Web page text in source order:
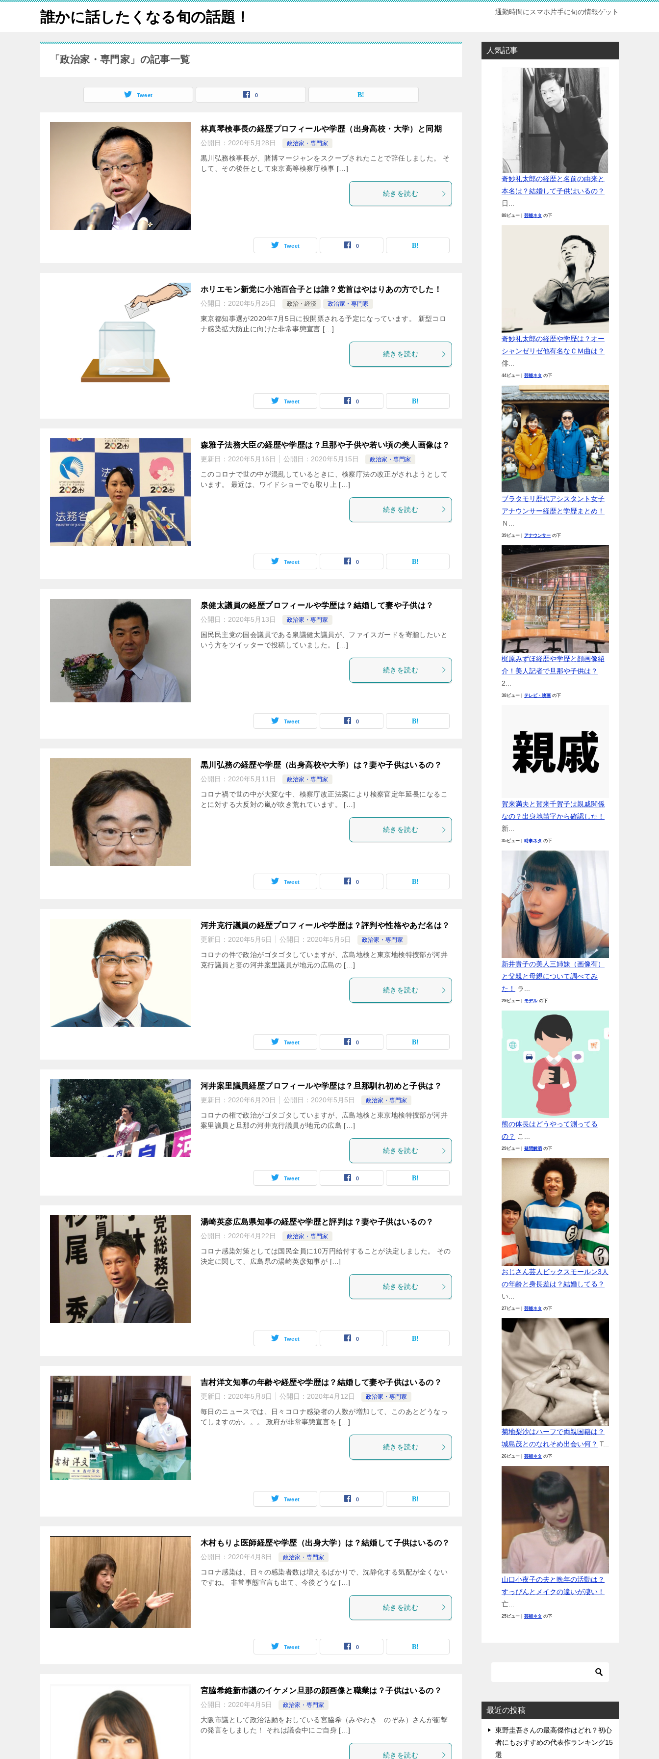
誰かに話したくなる旬の話題！ 通勤時間にスマホ片手に旬の情報ゲット
「政治家・専門家」の記事一覧
Tweet 0
林真琴検事長の経歴プロフィールや学歴（出身高校・大学）と同期
公開日： 2020年5月28日 政治家・専門家
黒川弘務検事長が、賭博マージャンをスクープされたことで辞任しました。 そ
して、その後任として東京高等検察庁検事 […]
続きを読む
Tweet 0
ホリエモン新党に小池百合子とは誰？党首はやはりあの方でした！
公開日： 2020年5月25日 政治・経済 政治家・専門家
東京都知事選が2020年7月5日に投開票される予定になっています。 新型コロ
ナ感染拡大防止に向けた非常事態宣言 […]
続きを読む
Tweet 0
森雅子法務大臣の経歴や学歴は？旦那や子供や若い頃の美人画像は？
更新日： 2020年5月16日 公開日： 2020年5月15日 政治家・専門家
このコロナで世の中が混乱しているときに、検察庁法の改正がされようとして
います。 最近は、ワイドショーでも取り上 […]
続きを読む
Tweet 0
泉健太議員の経歴プロフィールや学歴は？結婚して妻や子供は？
公開日： 2020年5月13日 政治家・専門家
国民民主党の国会議員である泉議健太議員が、ファイスガードを寄贈したいと
いう方をツイッターで投稿していました。 […]
続きを読む
Tweet 0
黒川弘務の経歴や学歴（出身高校や大学）は？妻や子供はいるの？
公開日： 2020年5月11日 政治家・専門家
コロナ禍で世の中が大変な中、検察庁改正法案により検察官定年延長になるこ
とに対する大反対の嵐が吹き荒れています。 […]
続きを読む
Tweet 0
河井克行議員の経歴プロフィールや学歴は？評判や性格やあだ名は？
更新日： 2020年5月6日 公開日： 2020年5月5日 政治家・専門家
コロナの件で政治がゴタゴタしていますが、広島地検と東京地検特捜部が河井
克行議員と妻の河井案里議員が地元の広島の […]
続きを読む
Tweet 0
河井案里議員経歴プロフィールや学歴は？旦那馴れ初めと子供は？
更新日： 2020年6月20日 公開日： 2020年5月5日 政治家・専門家
コロナの権で政治がゴタゴタしていますが、広島地検と東京地検特捜部が河井
案里議員と旦那の河井克行議員が地元の広島 […]
続きを読む
Tweet 0
湯崎英彦広島県知事の経歴や学歴と評判は？妻や子供はいるの？
公開日： 2020年4月22日 政治家・専門家
コロナ感染対策としては国民全員に10万円給付することが決定しました。 その
決定に関して、広島県の湯崎英彦知事が […]
続きを読む
Tweet 0
吉村洋文知事の年齢や経歴や学歴は？結婚して妻や子供はいるの？
更新日： 2020年5月8日 公開日： 2020年4月12日 政治家・専門家
毎日のニュースでは、日々コロナ感染者の人数が増加して、このあとどうなっ
てしますのか。。。 政府が非常事態宣言を […]
続きを読む
Tweet 0
木村もりよ医師経歴や学歴（出身大学）は？結婚して子供はいるの？
公開日： 2020年4月8日 政治家・専門家
コロナ感染は、日々の感染者数は増えるばかりで、沈静化する気配が全くない
ですね。 非常事態宣言も出て、今後どうな […]
続きを読む
Tweet 0
宮脇希維新市議のイケメン旦那の顔画像と職業は？子供はいるの？
公開日： 2020年4月5日 政治家・専門家
大阪市議として政治活動をおしている宮脇希（みやわき のぞみ）さんが衝撃
の発言をしました！ それは議会中にご自身 […]
続きを読む
人気記事
奇妙礼太郎の経歴と名前の由来と
本名は？結婚して子供はいるの？
日...
88ビュー 芸能ネタ の下
奇妙礼太郎の経歴や学歴は？オー
シャンゼリゼ他有名なＣＭ曲は？
俳...
44ビュー 芸能ネタ の下
ブラタモリ歴代アシスタント女子
アナウンサー経歴と学歴まとめ！
Ｎ...
39ビュー アナウンサー の下
梶原みずほ経歴や学歴と顔画像紹
介！美人記者で旦那や子供は？
2...
38ビュー テレビ・映画 の下
賀来満夫と賀来千賀子は親戚関係
なの？出身地苗字から確認した！
新...
35ビュー 時事ネタ の下
新井貴子の美人三姉妹（画像有）
と父親と母親について調べてみ
た！
ラ...
29ビュー モデルの下
熊の体長はどうやって測ってる
の？ こ...
29ビュー 疑問解消 の下
おじさん芸人ビックスモールン3人
の年齢と身長差は？結婚してる？
い...
27ビュー 芸能ネタ の下
菊地梨沙はハーフで両親国籍は？
城島茂とのなれそめ出会い何？ T...
26ビュー 芸能ネタ の下
山口小夜子の夫と晩年の活動は？
すっぴんとメイクの違いが凄い！
亡...
25ビュー 芸能ネタ の下
最近の投稿
東野圭吾さんの最高傑作はどれ？初心
者にもおすすめの代表作ランキング15
選